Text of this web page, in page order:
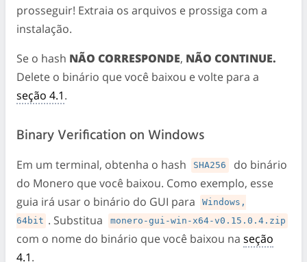
prosseguir! Extraia os arquivos e prossiga com a
instalação.
Se o hash NÃO CORRESPONDE, NÃO CONTINUE.
Delete o binário que você baixou e volte para a
seção 4.1.
Binary Verification on Windows
Em um terminal, obtenha o hash SHA256
do binário
do Monero que você baixou. Como exemplo, esse
guia irá usar o binário do GUI para
Windows,
64bit . Substitua monero-gui-win-x64-v0.15.0.4.zip
com o nome do binário que você baixou na seção
4.1.